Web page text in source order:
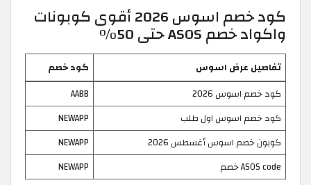
كود خصم اسوس 2026 أقوى كوبونات
واكواد خصم ASOS حتى 50%
تفاصيل عرض اسوس
كود خصم
كود خصم اسوس 2026
AABB
كود خصم اسوس اول طلب
NEWAPP
كوبون خصم اسوس أغسطس 2026
NEWAPP
ASOS code خصم
NEWAPP